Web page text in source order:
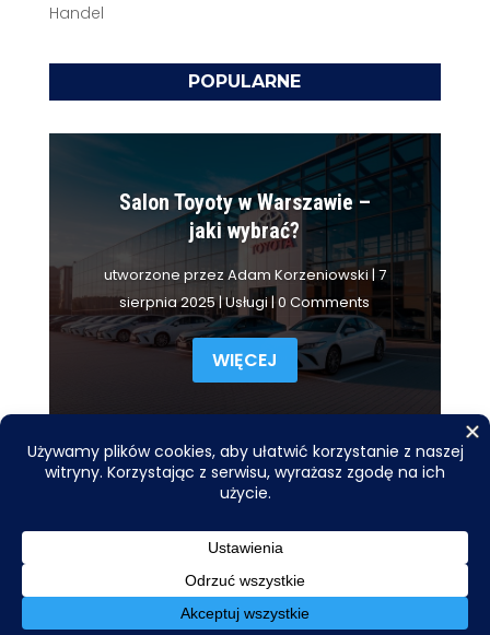
Handel
POPULARNE
Salon Toyoty w Warszawie –
jaki wybrać?
utworzone przez Adam Korzeniowski | 7
sierpnia 2025|Usługi | 0 Comments
WIĘCEJ
Copyright © 2026smil.org.pl – Wszelkie prawa
zastrzeżone.